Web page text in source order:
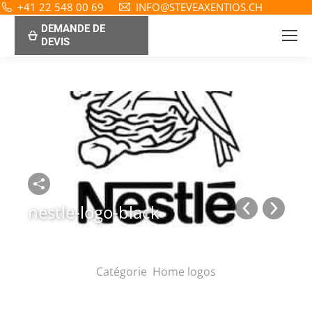
+41 22 548 00 69 INFO@STEVEAXENTIOS.CH
DEMANDE DE
DEVIS
nestle-logo-black
Catégorie Home logos